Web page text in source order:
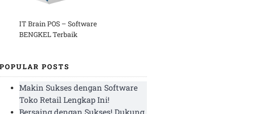
IT Brain POS – Software
BENGKEL Terbaik
POPULAR POSTS
Makin Sukses dengan Software
Toko Retail Lengkap Ini!
Bersaing dengan Sukses! Dukung